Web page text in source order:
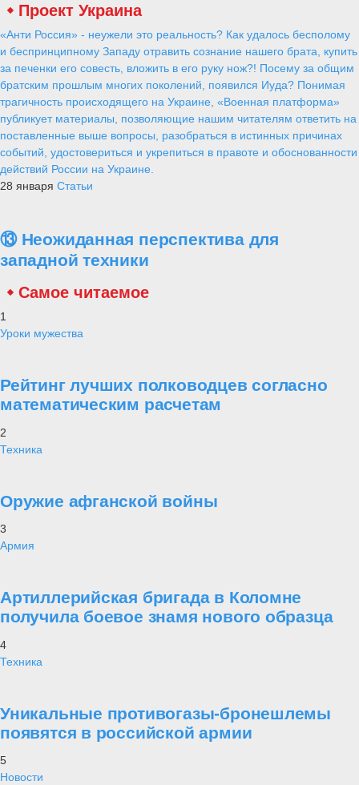
Проект Украина
«Анти Россия» - неужели это реальность? Как удалось бесполому
и беспринципному Западу отравить сознание нашего брата, купить
за печенки его совесть, вложить в его руку нож?! Посему за общим
братским прошлым многих поколений, появился Иуда? Понимая
трагичность происходящего на Украине, «Военная платформа»
публикует материалы, позволяющие нашим читателям ответить на
поставленные выше вопросы, разобраться в истинных причинах
событий, удостовериться и укрепиться в правоте и обоснованности
действий России на Украине.
28 января Статьи
⑬ Неожиданная перспектива для
западной техники
Самое читаемое
1
Уроки мужества
Рейтинг лучших полководцев согласно
математическим расчетам
2
Техника
Оружие афганской войны
3
Армия
Артиллерийская бригада в Коломне
получила боевое знамя нового образца
4
Техника
Уникальные противогазы-бронешлемы
появятся в российской армии
5
Новости